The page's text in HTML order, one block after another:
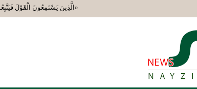
«الَّذِينَ يَسْتَمِعُونَ الْقَوْلَ